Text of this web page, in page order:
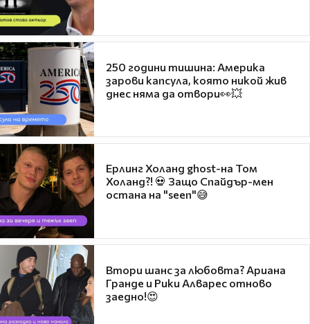
250 години тишина: Америка
зарови капсула, която никой жив
днес няма да отвори👀💥
Ерлинг Холанд ghost-на Том
Холанд?! 💀 Защо Спайдър-мен
остана на "seen"😅
Втори шанс за любовта? Ариана
Гранде и Рики Алварес отново
заедно!😍